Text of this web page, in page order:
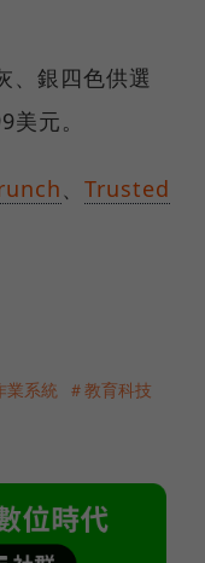
銀四色供選
元。
、 Trusted
業系統 ＃教育科技